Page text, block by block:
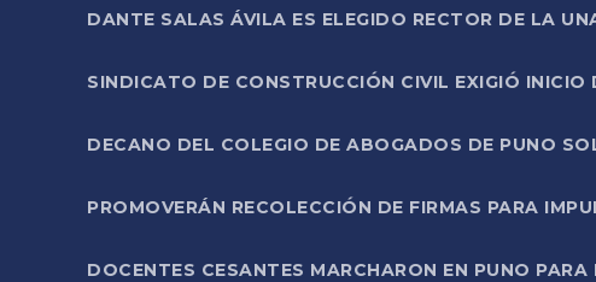
DANTE SALAS ÁVILA ES ELEGIDO RECTOR DE LA
SINDICATO DE CONSTRUCCIÓN CIVIL EXIGIÓ
DECANO DEL COLEGIO DE ABOGADOS DE PUNO
PROMOVERÁN RECOLECCIÓN DE FIRMAS PARA
DOCENTES CESANTES MARCHARON EN PUNO